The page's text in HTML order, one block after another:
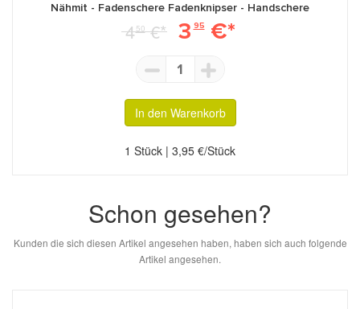
Nähmit - Fadenschere Fadenknipser - Handschere
450€* 3 95€*
1
In den Warenkorb
1 Stück | 3,95 €/Stück
Schon gesehen?
Kunden die sich diesen Artikel angesehen haben, haben sich auch folgende
Artikel angesehen.